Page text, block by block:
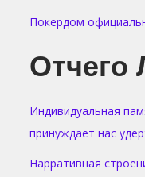
Покердом
Отчего
Индивидуальная
принуждает нас
Нарративная